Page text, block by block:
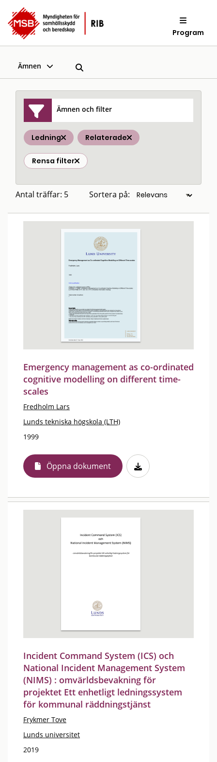
Program
Ämnen
Ämnen och filter
Ledning Relaterade
Rensa filter
Antal träffar: 5 Sortera på:
Emergency management as co-ordinated
cognitive modelling on different time-
scales
Fredholm Lars
Lunds tekniska högskola (LTH)
1999
Öppna dokument
Incident Command System (ICS) och
National Incident Management System
(NIMS) : omvärldsbevakning för
projektet Ett enhetligt ledningssystem
för kommunal räddningstjänst
Frykmer Tove
Lunds universitet
2019